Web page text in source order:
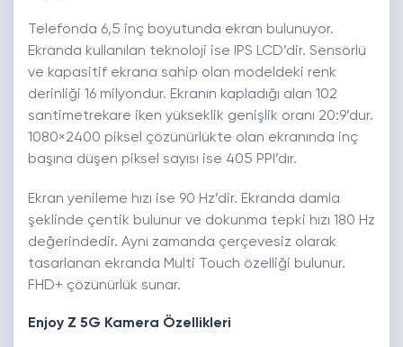
Telefonda 6,5 inç boyutunda ekran bulunuyor.
Ekranda kullanılan teknoloji ise IPS LCD’dir. Sensörlü
ve kapasitif ekrana sahip olan modeldeki renk
derinliği 16 milyondur. Ekranın kapladığı alan 102
santimetrekare iken yükseklik genişlik oranı 20:9’dur.
1080×2400 piksel çözünürlükte olan ekranında inç
başına düşen piksel sayısı ise 405 PPI’dır.
Ekran yenileme hızı ise 90 Hz’dir. Ekranda damla
şeklinde çentik bulunur ve dokunma tepki hızı 180 Hz
değerindedir. Aynı zamanda çerçevesiz olarak
tasarlanan ekranda Multi Touch özelliği bulunur.
FHD+ çözünürlük sunar.
Enjoy Z 5G Kamera Özellikleri